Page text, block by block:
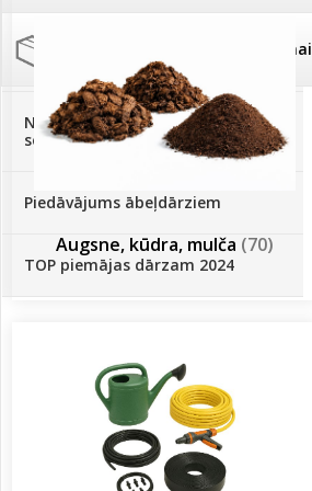
Palīglīdzekļi augu audzēšanai
Klientu Diena
Novatec - izcils mēslošanai arī
sezonas otrajā pusē!
Piedāvājums ābeļdārziem
TOP piemājas dārzam 2024
Augsne, kūdra, mulča (70)